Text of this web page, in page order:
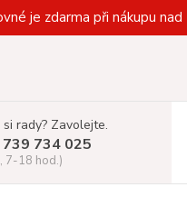
je zdarma při nákupu
rady? Zavolejte.
734 025
7-18 hod.)